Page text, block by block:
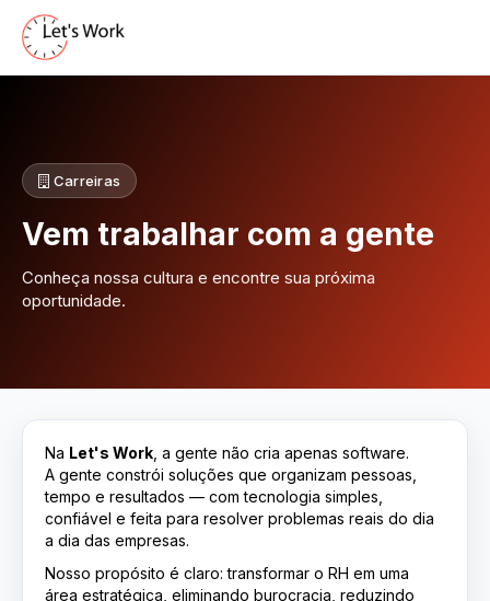
Carreiras
Vem trabalhar com a gente
Conheça nossa cultura e encontre sua próxima
oportunidade.
Na Let's Work , a gente não cria apenas software.
A gente constrói soluções que organizam pessoas,
tempo e resultados — com tecnologia simples,
confiável e feita para resolver problemas reais do dia
a dia das empresas.
Nosso propósito é claro: transformar o RH em uma
área estratégica, eliminando burocracia, reduzindo